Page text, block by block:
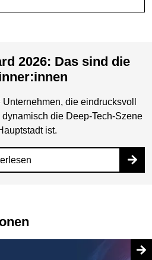
die eindrucksvoll
die Deep-Tech-Szene
ist.